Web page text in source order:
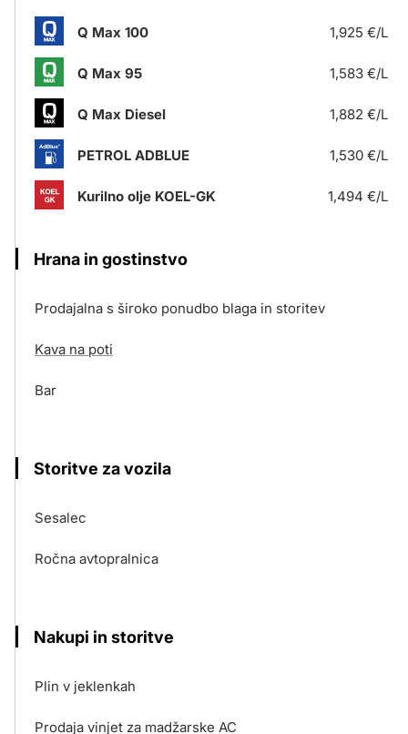
Q Max 100 1,925 €/L
Q Max 95 1,583 €/L
Q Max Diesel 1,882 €/L
PETROL ADBLUE 1,530 €/L
Kurilno olje KOEL-GK 1,494 €/L
Hrana in gostinstvo
Prodajalna s široko ponudbo blaga in storitev
Kava na poti
Bar
Storitve za vozila
Sesalec
Ročna avtopralnica
Nakupi in storitve
Plin v jeklenkah
Prodaja vinjet za madžarske AC